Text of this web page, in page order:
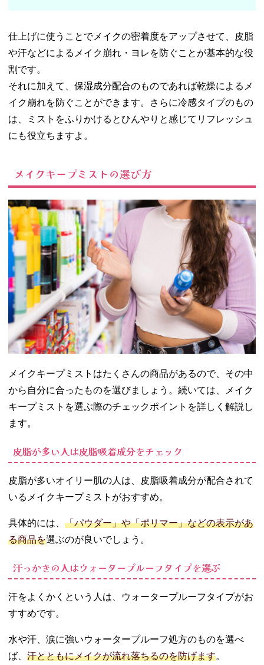
FIXER/TIRTI
− キープコ
ンフィデン
/VimBEAUT
Y
− メイクア
ップキーピ
ングミス
− メイクキ
ープスプレ
ーR/ビュー
ティーヴェ
ール
− メイクキ
ープシェイ
クミスト/ミ
ゼルエディ
− 色持ちミ
スト/ヴィヴ
ィ
− メイクキ
ープミスト/
05. メイクキープ
ミストの使い方
06. POPモデル直
伝！ヨレないメ
トテク
− 少量ずつ3
回に分けて
使う
− 半乾きく
ダーをす
る！
ミストのQ＆A
シュ使えば
いいの？
アイメイク
にも効果が
仕上げに使うことでメイクの密着度をアップさせて、皮脂
や汗などによるメイク崩れ・ヨレを防ぐことが基本的な役
割です。
それに加えて、保湿成分配合のものであれば乾燥によるメ
イク崩れを防ぐことができます。さらに冷感タイプのもの
は、ミストをふりかけるとひんやりと感じてリフレッシュ
にも役立ちますよ。
メイクキープミストの選び方
メイクキープミストはたくさんの商品があるので、その中
から自分に合ったものを選びましょう。続いては、メイク
キープミストを選ぶ際のチェックポイントを詳しく解説し
ます。
皮脂が多い人は皮脂吸着成分をチェック
皮脂が多いオイリー肌の人は、皮脂吸着成分が配合されて
いるメイクキープミストがおすすめ。
具体的には、 「パウダー」や「ポリマー」などの表示があ
る商品を選ぶのが良いでしょう。
汗っかきの人はウォータープルーフタイプを選ぶ
汗をよくかくという人は、ウォータープルーフタイプがお
すすめです。
水や汗、涙に強いウォータープルーフ処方のものを選べ
ば、 汗とともにメイクが流れ落ちるのを防げます。